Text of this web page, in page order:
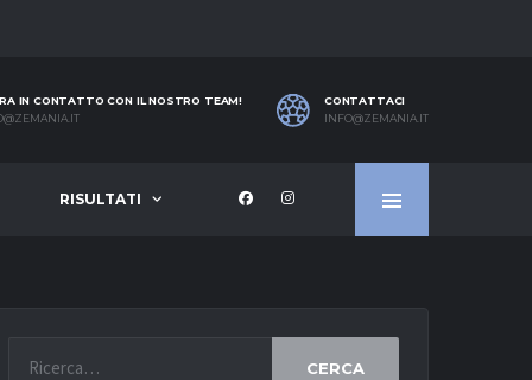
IN CONTATTO CON IL NOSTRO TEAM!
CONTATTACI
INFO@ZEMANIA.IT
RISULTATI
CERCA